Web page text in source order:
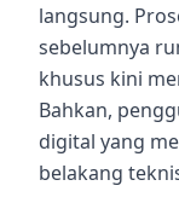
langsung.
sebelumnya
khusus kini
Bahkan,
digital yang
belakang